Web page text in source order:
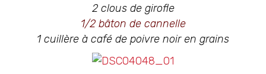
2 clous de girofle
1/2 bâton de cannelle
1 cuillère à café de poivre noir en grains